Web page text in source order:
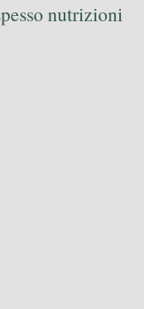
nutrizioni